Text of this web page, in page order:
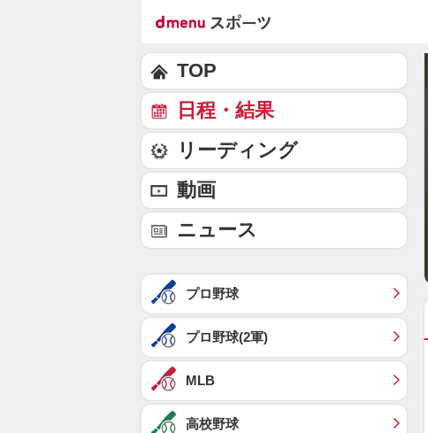
TOP
日程・結果
リーディング
動画
ニュース
プロ野球
プロ野球(2軍)
MLB
高校野球